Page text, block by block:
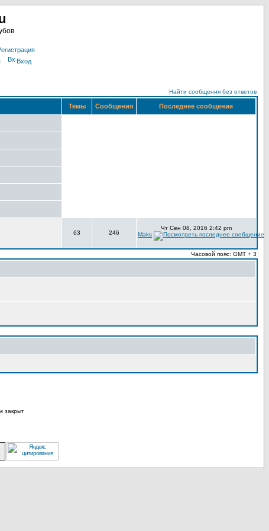
Вход
Найти сообщения без ответов
Темы Сообщения Последнее сообщение
63 246
Чт Сен 08, 2016 2:42 pm
Maks
Часовой пояс: GMT + 3
закрыт